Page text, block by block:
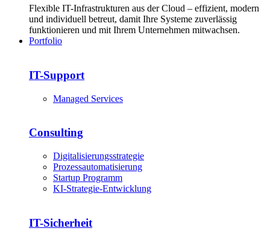
Flexible IT-Infrastrukturen aus der Cloud – effizient, modern
und individuell betreut, damit Ihre Systeme zuverlässig
funktionieren und mit Ihrem Unternehmen mitwachsen.
Portfolio
IT-Support
Managed Services
Consulting
Digitalisierungsstrategie
Prozessautomatisierung
Startup Programm
KI-Strategie-Entwicklung
IT-Sicherheit